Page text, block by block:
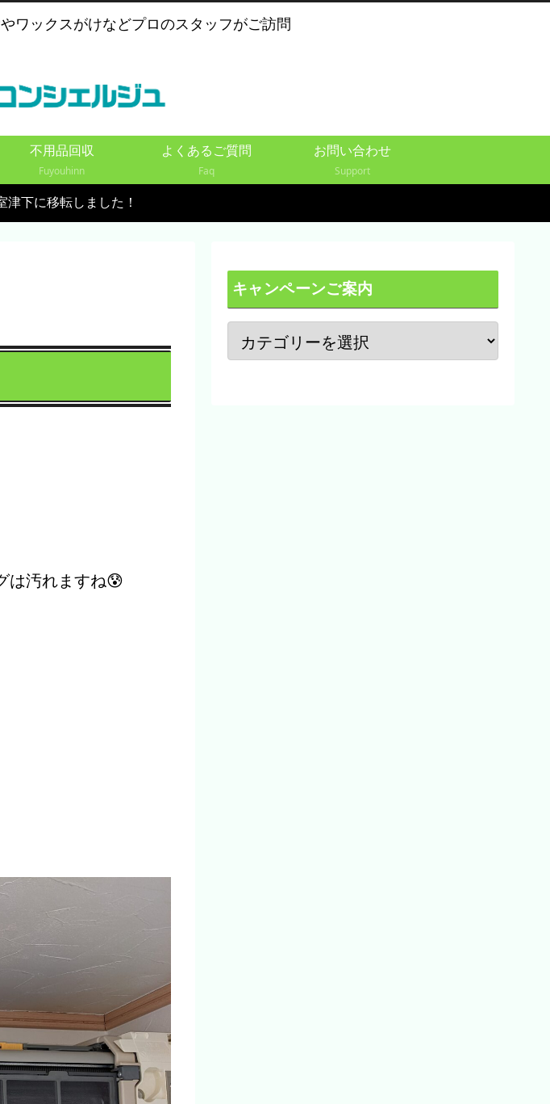
ワックスがけなどプロのスタッフがご訪問
不用品回収
Fuyouhinn
よくあるご質問
Faq
お問い合わせ
Support
津下に移転しました！
は汚れますね😰
キャンペーンご案内